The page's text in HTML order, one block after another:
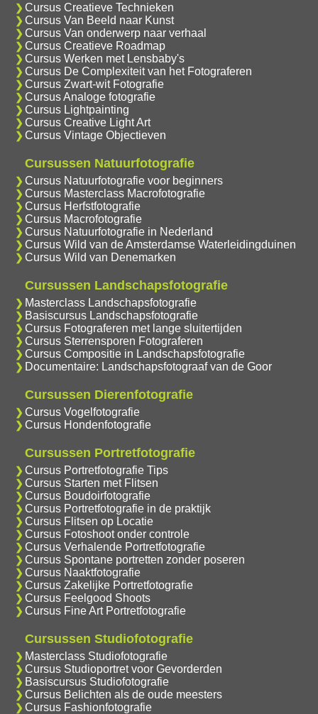
Cursus Creatieve Technieken
Cursus Van Beeld naar Kunst
Cursus Van onderwerp naar verhaal
Cursus Creatieve Roadmap
Cursus Werken met Lensbaby's
Cursus De Complexiteit van het Fotograferen
Cursus Zwart-wit Fotografie
Cursus Analoge fotografie
Cursus Lightpainting
Cursus Creative Light Art
Cursus Vintage Objectieven
Cursussen Natuurfotografie
Cursus Natuurfotografie voor beginners
Cursus Masterclass Macrofotografie
Cursus Herfstfotografie
Cursus Macrofotografie
Cursus Natuurfotografie in Nederland
Cursus Wild van de Amsterdamse Waterleidingduinen
Cursus Wild van Denemarken
Cursussen Landschapsfotografie
Masterclass Landschapsfotografie
Basiscursus Landschapsfotografie
Cursus Fotograferen met lange sluitertijden
Cursus Sterrensporen Fotograferen
Cursus Compositie in Landschapsfotografie
Documentaire: Landschapsfotograaf van de Goor
Cursussen Dierenfotografie
Cursus Vogelfotografie
Cursus Hondenfotografie
Cursussen Portretfotografie
Cursus Portretfotografie Tips
Cursus Starten met Flitsen
Cursus Boudoirfotografie
Cursus Portretfotografie in de praktijk
Cursus Flitsen op Locatie
Cursus Fotoshoot onder controle
Cursus Verhalende Portretfotografie
Cursus Spontane portretten zonder poseren
Cursus Naaktfotografie
Cursus Zakelijke Portretfotografie
Cursus Feelgood Shoots
Cursus Fine Art Portretfotografie
Cursussen Studiofotografie
Masterclass Studiofotografie
Cursus Studioportret voor Gevorderden
Basiscursus Studiofotografie
Cursus Belichten als de oude meesters
Cursus Fashionfotografie